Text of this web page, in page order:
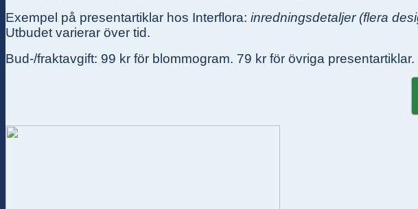
Exempel på presentartiklar hos Interflora: inredningsdetaljer (flera
Utbudet varierar över tid.
Bud-/fraktavgift: 99 kr för blommogram. 79 kr för övriga presentartiklar.